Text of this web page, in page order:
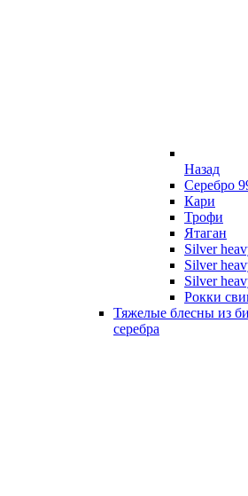
Назад
Серебро
Кари
Трофи
Ятаган
Silver
Silver
Silver
Рокки
Тяжелые блесны из
серебра